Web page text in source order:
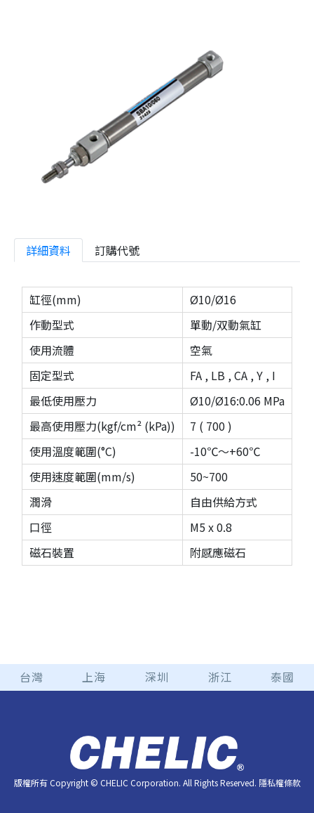
詳細資料 訂購代號
缸徑(mm)
Ø10/Ø16
作動型式
單動/双動氣缸
使用流體
空氣
固定型式
FA , LB , CA , Y , I
最低使用壓力
Ø10/Ø16:0.06 MPa
最高使用壓力(kgf/cm² (kPa))
7 ( 700 )
使用溫度範圍(°C)
-10℃～+60℃
使用速度範圍(mm/s)
50~700
潤滑
自由供給方式
口徑
M5 x 0.8
磁石裝置
附感應磁石
台灣 上海 深圳 浙江 泰國
版權所有 Copyright © CHELIC Corporation. All Rights Reserved. 隱私權條款